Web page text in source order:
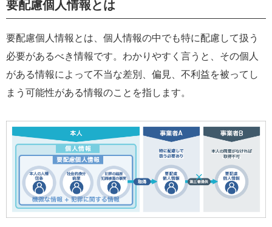
要配慮個人情報とは
要配慮個人情報とは、個人情報の中でも特に配慮して扱う
必要があるべき情報です。わかりやすく言うと、その個人
がある情報によって不当な差別、偏見、不利益を被ってし
まう可能性がある情報のことを指します。